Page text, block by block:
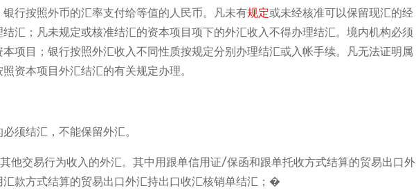
银行按照外币的汇率支付给等值的人民币。凡未有规定或未经核准可以保留现汇的经
汇；凡未规定或核准结汇的资本项目项下的外汇收入不得办理结汇。境内机构必须
项目；银行按照外汇收入不同性质按规定分别办理结汇或入帐手续。凡无法证明属
资本项目外汇结汇的有关规定办理。
须结汇，不能保留外汇。
他交易行为收入的外汇。其中用跟单信用证/保函和跟单托收方式结算的贸易出口外
款方式结算的贸易出口外汇持出口收汇核销单结汇；�